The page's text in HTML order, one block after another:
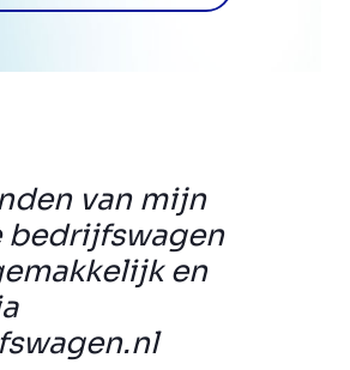
van mijn
bedrijfswagen
en